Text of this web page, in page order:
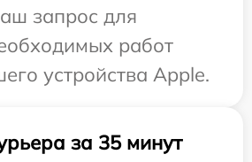
запрос для
работ
устройства Apple.
за 35 минут